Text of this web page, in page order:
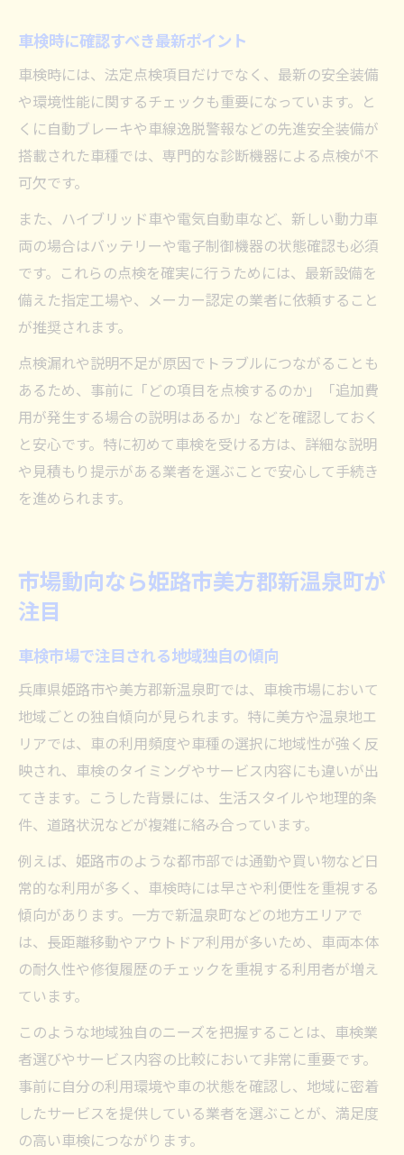
車検時に確認すべき最新ポイント
車検時には、法定点検項目だけでなく、最新の安全装備
や環境性能に関するチェックも重要になっています。と
くに自動ブレーキや車線逸脱警報などの先進安全装備が
搭載された車種では、専門的な診断機器による点検が不
可欠です。
また、ハイブリッド車や電気自動車など、新しい動力車
両の場合はバッテリーや電子制御機器の状態確認も必須
です。これらの点検を確実に行うためには、最新設備を
備えた指定工場や、メーカー認定の業者に依頼すること
が推奨されます。
点検漏れや説明不足が原因でトラブルにつながることも
あるため、事前に「どの項目を点検するのか」「追加費
用が発生する場合の説明はあるか」などを確認しておく
と安心です。特に初めて車検を受ける方は、詳細な説明
や見積もり提示がある業者を選ぶことで安心して手続き
を進められます。
市場動向なら姫路市美方郡新温泉町が
注目
車検市場で注目される地域独自の傾向
兵庫県姫路市や美方郡新温泉町では、車検市場において
地域ごとの独自傾向が見られます。特に美方や温泉地エ
リアでは、車の利用頻度や車種の選択に地域性が強く反
映され、車検のタイミングやサービス内容にも違いが出
てきます。こうした背景には、生活スタイルや地理的条
件、道路状況などが複雑に絡み合っています。
例えば、姫路市のような都市部では通勤や買い物など日
常的な利用が多く、車検時には早さや利便性を重視する
傾向があります。一方で新温泉町などの地方エリアで
は、長距離移動やアウトドア利用が多いため、車両本体
の耐久性や修復履歴のチェックを重視する利用者が増え
ています。
このような地域独自のニーズを把握することは、車検業
者選びやサービス内容の比較において非常に重要です。
事前に自分の利用環境や車の状態を確認し、地域に密着
したサービスを提供している業者を選ぶことが、満足度
の高い車検につながります。